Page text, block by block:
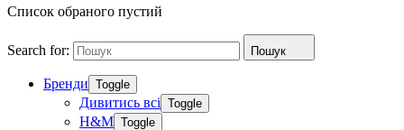
Список обраного пустий
Search for: Пошук
Бренди Toggle
Дивитись всі Toggle
H&M Toggle